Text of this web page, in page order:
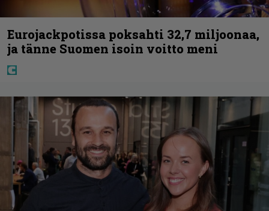
Eurojackpotissa poksahti 32,7 miljoonaa,
ja tänne Suomen isoin voitto meni